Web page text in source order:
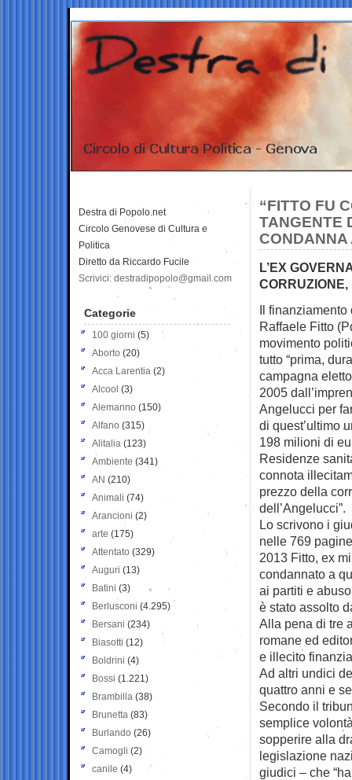
“FITTO FU
TANGENTE
CONDANNA
L’EX
CORRUZIONE,
Il finanziamento
Raffaele Fitto
movimento
tutto “prima,
campagna
2005
Angelucci per
di quest’ultimo
198 milioni di
Residenze
connota
prezzo della
dell’Angelucci”.
Lo scrivono i
nelle 769
2013 Fitto, ex
condannato a
ai partiti e
è stato assolto
Alla pena di tre
romane ed
e illecito
Ad altri undici
quattro anni e
Secondo il
semplice
sopperire alla
legislazione
giudici – che
Destra di Popolo.net
Circolo Genovese di Cultura e
Politica
Diretto da Riccardo Fucile
Scrivici: destradipopolo@gmail.com
Categorie
100 giorni (5)
Aborto (20)
Acca Larentia (2)
Alcool (3)
Alemanno (150)
Alfano (315)
Alitalia (123)
Ambiente (341)
AN (210)
Animali (74)
Arancioni (2)
arte (175)
Attentato (329)
Auguri (13)
Batini (3)
Berlusconi (4.295)
Bersani (234)
Biasotti (12)
Boldrini (4)
Bossi (1.221)
Brambilla (38)
Brunetta (83)
Burlando (26)
Camogli (2)
canile (4)